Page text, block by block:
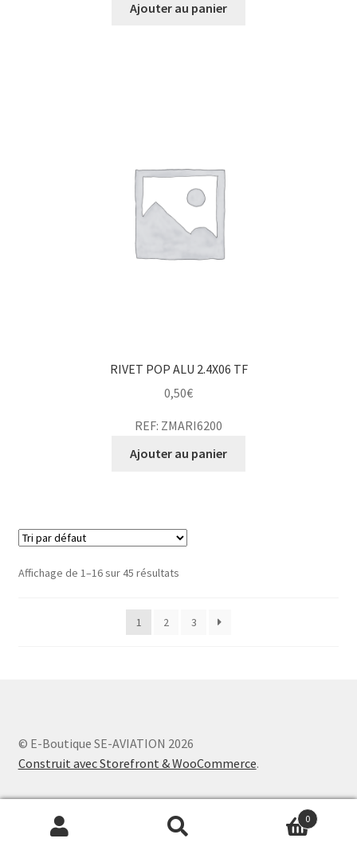
Ajouter au panier
RIVET POP ALU 2.4X06 TF
0,50€
REF: ZMARI6200
Ajouter au panier
Affichage de 1–16 sur 45 résultats
1 2 3
© E-Boutique SE-AVIATION 2026
Construit avec Storefront & WooCommerce.
Recherche
Recherche
0